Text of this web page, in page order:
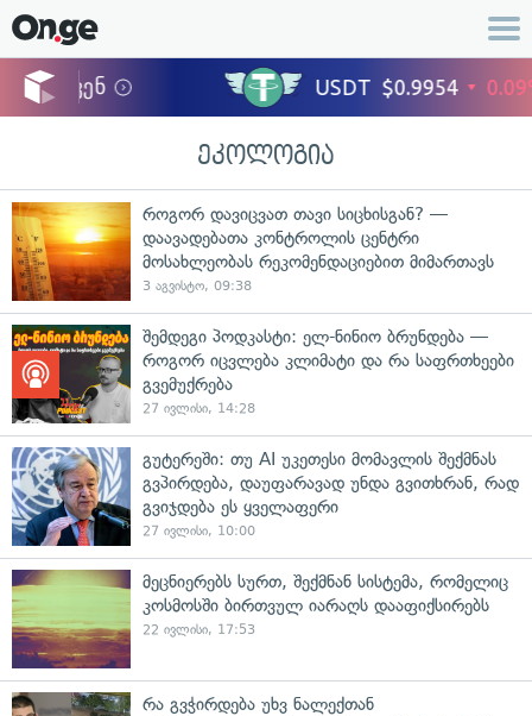
ეკოლოგია
როგორ დავიცვათ თავი სიცხისგან? —
დაავადებათა კონტროლის ცენტრი
მოსახლეობას რეკომენდაციებით მიმართავს
3 აგვისტო, 09:38
შემდეგი პოდკასტი: ელ-ნინიო ბრუნდება —
როგორ იცვლება კლიმატი და რა საფრთხეები
გვემუქრება
27 ივლისი, 14:28
გუტერეში: თუ AI უკეთესი მომავლის შექმნას
გვპირდება, დაუფარავად უნდა გვითხრან, რად
გვიჯდება ეს ყველაფერი
27 ივლისი, 10:00
მეცნიერებს სურთ, შექმნან სისტემა, რომელიც
კოსმოსში ბირთვულ იარაღს დააფიქსირებს
22 ივლისი, 17:53
რა გვჭირდება უხვ ნალექთან